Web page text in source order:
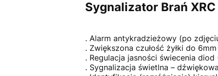
Sygnalizator Brań
. Alarm antykradzieżowy (po
. Zwiększona czułość żyłki do
. Regulacja jasności świecenia
. Sygnalizacja świetlna –